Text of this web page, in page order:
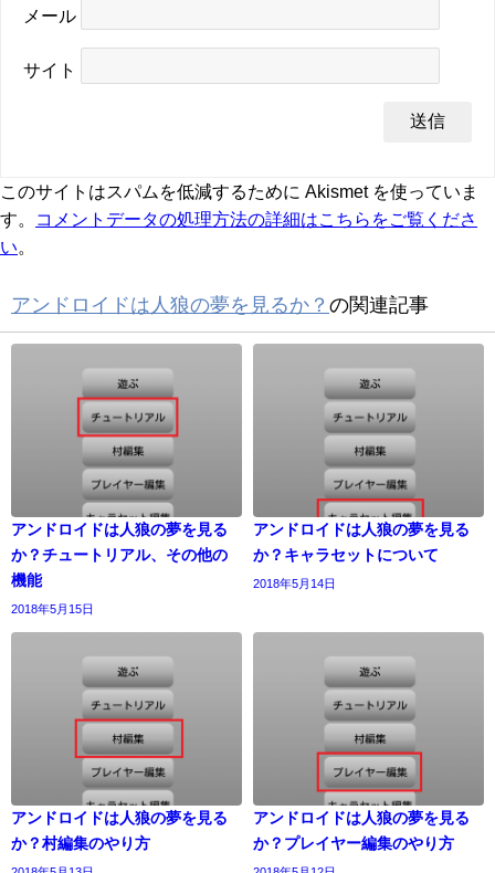
メール
サイト
このサイトはスパムを低減するために Akismet を使っていま
す。
コメントデータの処理方法の詳細はこちらをご覧くださ
い
アンドロイドは人狼の夢を見るか？ の関連記事
アンドロイドは人狼の夢を見る
か？チュートリアル、その他の
機能
2018年5月15日
アンドロイドは人狼の夢を見る
か？キャラセットについて
2018年5月14日
アンドロイドは人狼の夢を見る
か？村編集のやり方
アンドロイドは人狼の夢を見る
か？プレイヤー編集のやり方